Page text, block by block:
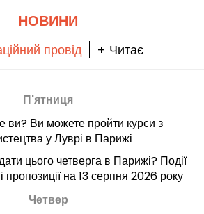
НОВИНИ
провід + Читає
П'ятниця
ви? Ви можете пройти курси з
у Луврі в Парижі
цього четверга в Парижі? Події
пропозиції на 13 серпня 2026 року
Четвер